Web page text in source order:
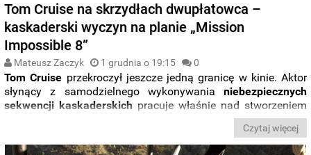
Tom Cruise na skrzydłach dwupłatowca –
kaskaderski wyczyn na planie „Mission
Impossible 8”
Mateusz Zaczyk 1 grudnia o 19:15 0
Tom Cruise przekroczył jeszcze jedną granicę w kinie. Aktor
słynący z samodzielnego wykonywania niebezpiecznych
sekwencji kaskaderskich pracuje właśnie nad stworzeniem
Mission Impossible”.
wisiał na skrzydłach zabytkowego
dwupłatowca.
Czytaj więcej